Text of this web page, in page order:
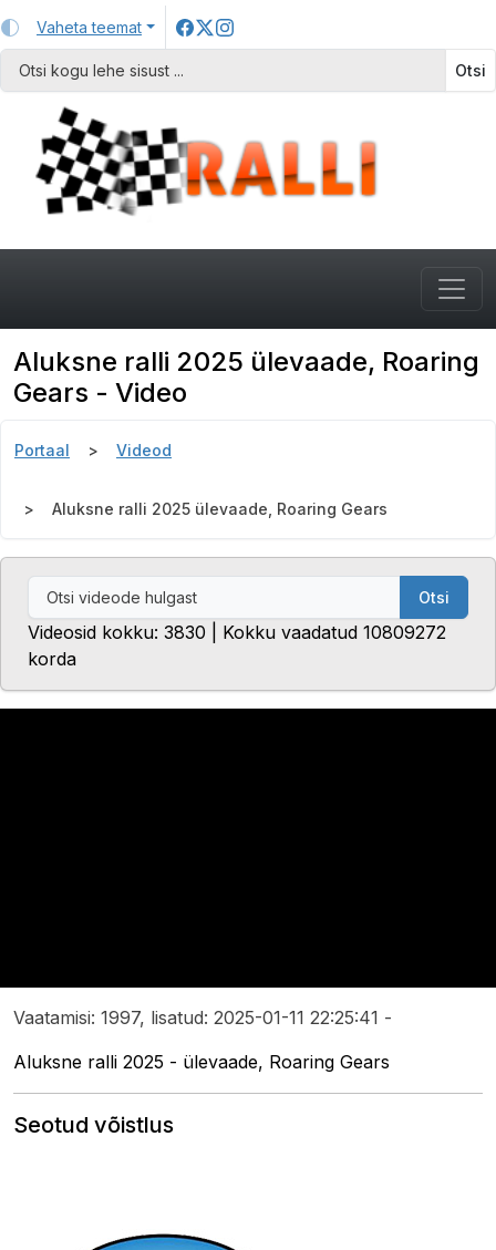
Vaheta teemat
Otsi
Aluksne ralli 2025 ülevaade, Roaring
Gears - Video
Portaal Videod
Aluksne ralli 2025 ülevaade, Roaring Gears
Otsi
Videosid kokku: 3830 | Kokku vaadatud 10809272
korda
Vaatamisi: 1997, lisatud: 2025-01-11 22:25:41 -
Aluksne ralli 2025 - ülevaade, Roaring Gears
Seotud võistlus